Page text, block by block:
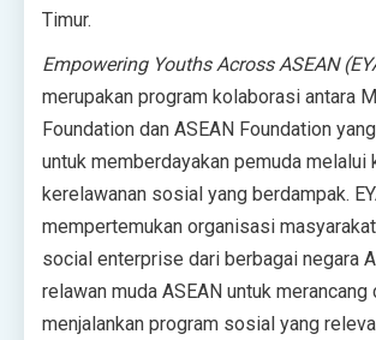
Timur.
Empowering Youths Across ASEAN
merupakan program kolaborasi antara
Foundation dan ASEAN Foundation
untuk memberdayakan pemuda melalui
kerelawanan sosial yang berdampak.
mempertemukan organisasi
social enterprise dari berbagai negara
relawan muda ASEAN untuk merancang
menjalankan program sosial yang